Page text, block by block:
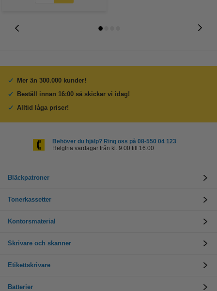
Mer än 300.000 kunder!
Beställ innan 16:00 så skickar vi idag!
Alltid låga priser!
Behöver du hjälp? Ring oss på 08-550 04 123
Helgfria vardagar från kl. 9:00 till 16:00
Bläckpatroner
Tonerkassetter
Kontorsmaterial
Skrivare och skanner
Etikettskrivare
Batterier